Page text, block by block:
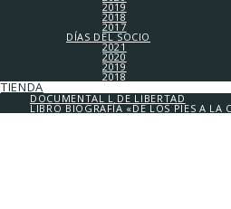
2019
2018
2017
DÍAS DEL SOCIO
2021
2020
2019
2018
TIENDA
DOCUMENTAL L DE LIBERTAD
LIBRO BIOGRAFÍA «DE LOS PIES A LA